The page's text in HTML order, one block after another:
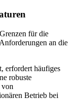
für die
an die
erfordert häufiges
robuste
von
Betrieb bei